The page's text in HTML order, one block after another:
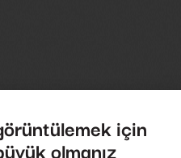
için
olmanız